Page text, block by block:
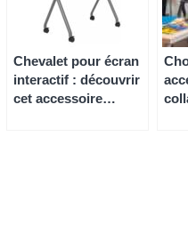
Chevalet pour écran
interactif : découvrir
cet accessoire